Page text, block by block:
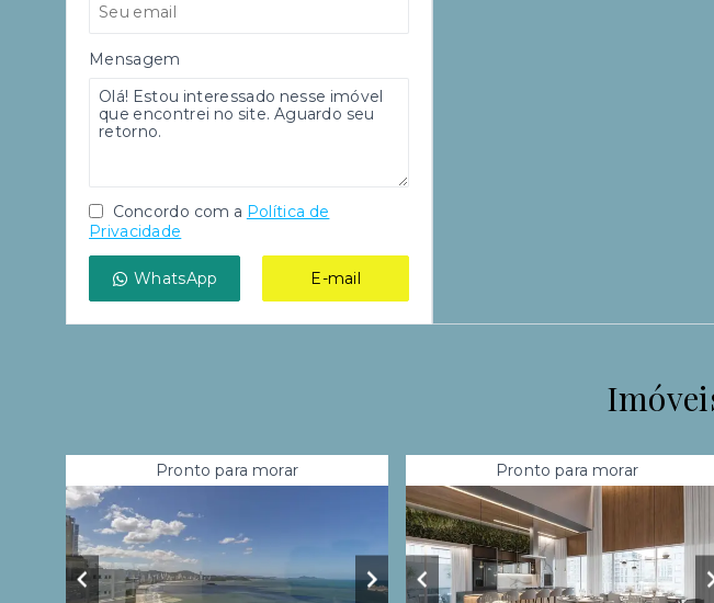
Mensagem
Concordo com a Política de
Privacidade
WhatsApp E-mail
Pronto para morar Pronto para morar